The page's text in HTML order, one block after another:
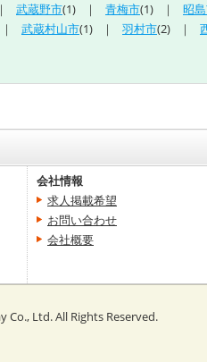
武蔵野市(1) 青梅市(1) 昭
武蔵村山市(1) 羽村市(2)
会社情報
求人掲載希望
お問い合わせ
会社概要
Co., Ltd. All Rights Reserved.